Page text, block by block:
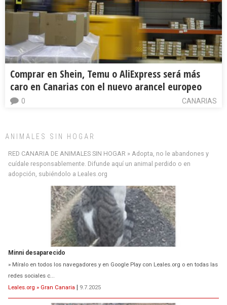
Comprar en Shein, Temu o AliExpress será más
caro en Canarias con el nuevo arancel europeo
CANARIAS
0
ANIMALES SIN HOGAR
RED CANARIA DE ANIMALES SIN HOGAR » Adopta, no le abandones y
cuídale responsablemente. Difunde aquí un animal perdido o en
adopción, subiéndolo a Leales.org
Minni desaparecido
» Míralo en todos los navegadores y en Google Play con Leales.org o en todas las
redes sociales c...
Leales.org » Gran Canaria
9.7.2025